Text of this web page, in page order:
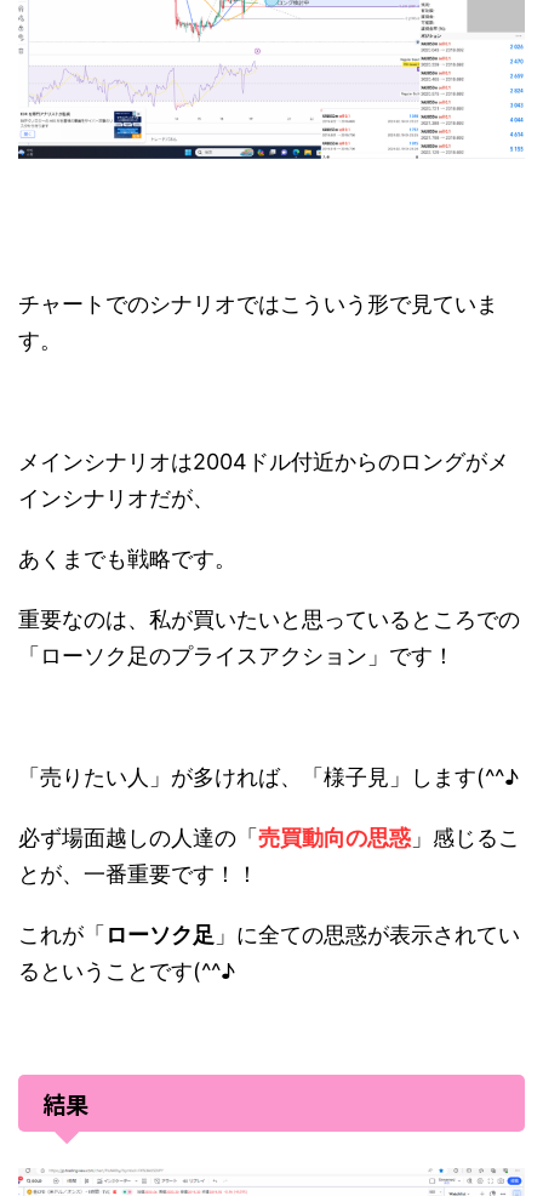
チャートでのシナリオではこういう形で見ていま
す。
メインシナリオは2004ドル付近からのロングがメ
インシナリオだが、
あくまでも戦略です。
重要なのは、私が買いたいと思っているところでの
「ローソク足のプライスアクション」です！
「売りたい人」が多ければ、「様子見」します(^^♪
必ず場面越しの人達の「 売買動向の思惑 」感じるこ
とが、一番重要です！！
これが「 ローソク足 」に全ての思惑が表示されてい
るということです(^^♪
結果